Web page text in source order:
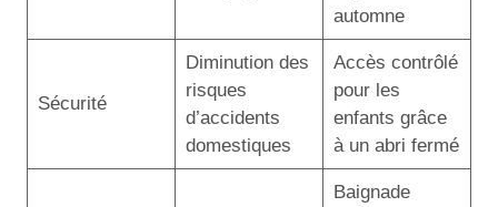
automne
Sécurité
Diminution des
risques
d’accidents
domestiques
Accès contrôlé
pour les
enfants grâce
à un abri fermé
Baignade